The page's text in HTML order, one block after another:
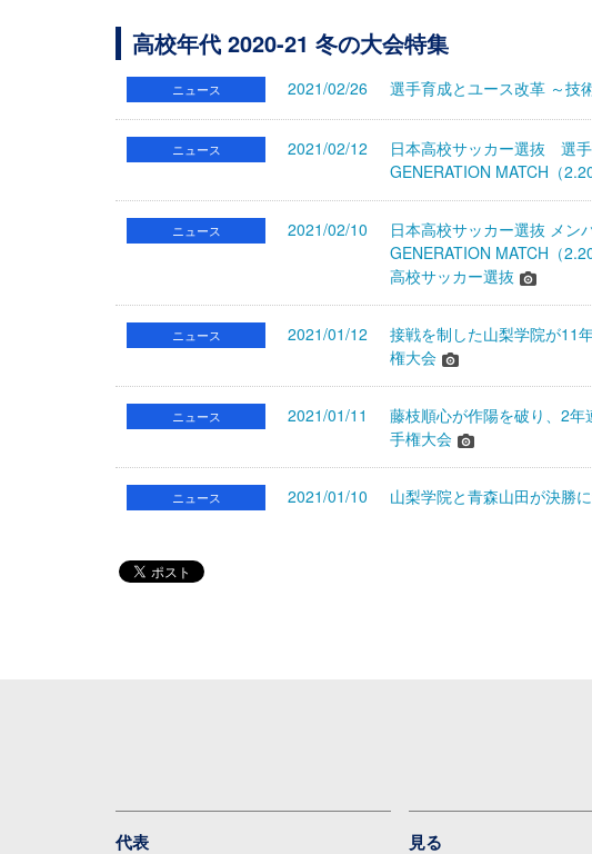
高校年代 2020-21 冬の大会特集
ニュース 2021/02/26 選手育成とユース改革 ～技
ニュース 2021/02/12
日本高校サッカー選抜 選
GENERATION MATCH（
ニュース 2021/02/10
日本高校サッカー選抜 メ
GENERATION MATCH（
高校サッカー選抜
ニュース 2021/01/12
接戦を制した山梨学院が11
権大会
ニュース 2021/01/11
藤枝順心が作陽を破り、2
手権大会
ニュース 2021/01/10 山梨学院と青森山田が決勝
代表 見る